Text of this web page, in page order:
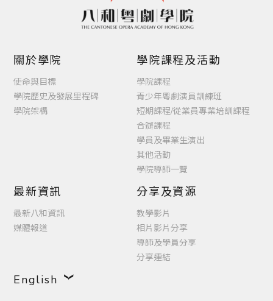
關於學院
使命與目標
學院歷史及發展里程碑
學院架構
學院課程及活動
學院課程
青少年粵劇演員訓練班
短期課程/從業員專業培訓課程
合辦課程
學員及畢業生演出
其他活動
學院導師一覽
最新資訊
最新八和資訊
媒體報道
分享及資源
教學影片
相片影片分享
導師及學員分享
分享連結
English